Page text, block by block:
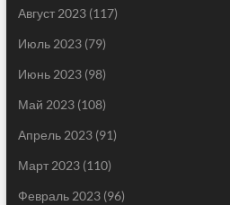
Август 2023(117)
Июль 2023(79)
Июнь 2023(98)
Май 2023(108)
Апрель 2023(91)
Март 2023(110)
Февраль 2023(96)